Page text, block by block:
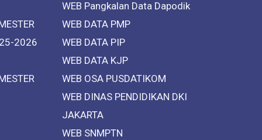
2026
WEB Pangkalan Data Dapodik
WEB DATA PMP
WEB DATA PIP
WEB DATA KJP
WEB OSA PUSDATIKOM
WEB DINAS PENDIDIKAN DKI
JAKARTA
WEB SNMPTN